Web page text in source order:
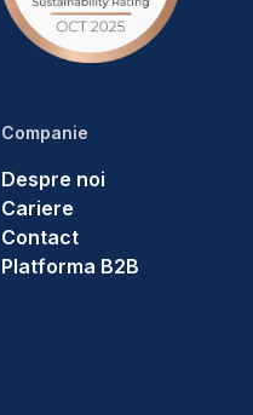
Companie
Despre noi
Cariere
Contact
Platforma B2B